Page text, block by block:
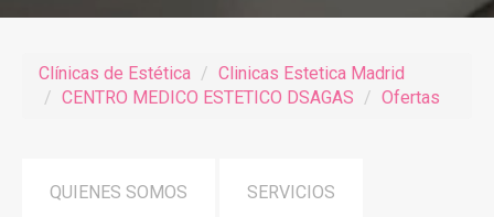
Clínicas de Estética
Clinicas Estetica Madrid
CENTRO MEDICO ESTETICO DSAGAS
Ofertas
QUIENES SOMOS SERVICIOS